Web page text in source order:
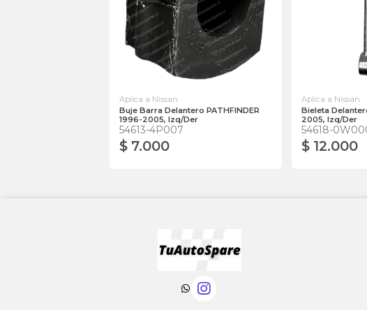
Aplica a Nissan
Buje Barra Delantero PATHFINDER
1996-2005, Izq/Der
54613-4P007
$ 7.000
Aplica a Nissan
Bieleta
2005, Izq/Der
54618-
$ 12.000